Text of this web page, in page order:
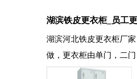
湖滨铁皮更衣柜_员工
湖滨河北铁皮更衣柜厂
做，更衣柜由单门，二